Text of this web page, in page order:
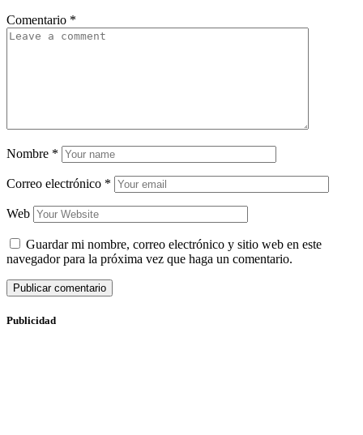
Comentario *
Nombre *
Correo electrónico *
Web
Guardar mi nombre, correo electrónico y sitio web en este
navegador para la próxima vez que haga un comentario.
Publicidad